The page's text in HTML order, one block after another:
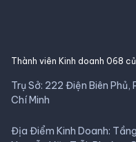
Thành viên Kinh doanh 068
Trụ Sở: 222 Điện Biên Phủ,
Chí Minh
Địa Điểm Kinh Doanh: